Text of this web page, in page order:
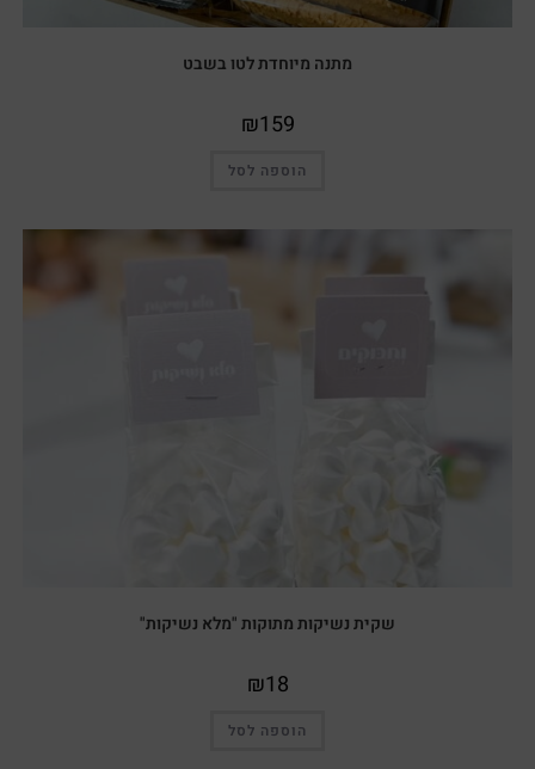
מתנה מיוחדת לטו בשבט
₪159
הוספה לסל
שקית נשיקות מתוקות "מלא נשיקות"
₪18
הוספה לסל